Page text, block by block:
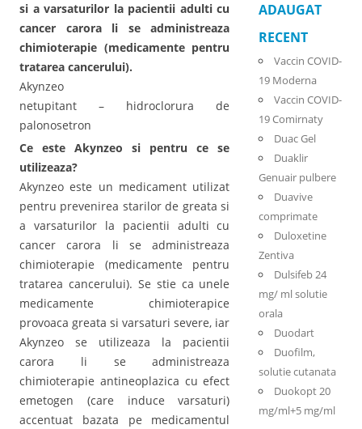
si a varsaturilor la pacientii adulti cu
cancer carora li se administreaza
chimioterapie (medicamente pentru
tratarea cancerului).
Akynzeo
netupitant – hidroclorura de
palonosetron
Ce este Akynzeo si pentru ce se
utilizeaza?
Akynzeo este un medicament utilizat
pentru prevenirea starilor de greata si
a varsaturilor la pacientii adulti cu
cancer carora li se administreaza
chimioterapie (medicamente pentru
tratarea cancerului). Se stie ca unele
medicamente chimioterapice
provoaca greata si varsaturi severe, iar
Akynzeo se utilizeaza la pacientii
carora li se administreaza
chimioterapie antineoplazica cu efect
emetogen (care induce varsaturi)
accentuat bazata pe medicamentul
ADAUGAT
RECENT
Vaccin COVID-
19 Moderna
Vaccin COVID-
19 Comirnaty
Duac Gel
Duaklir
Genuair pulbere
Duavive
comprimate
Duloxetine
Zentiva
Dulsifeb 24
mg/ ml solutie
orala
Duodart
Duofilm,
solutie cutanata
Duokopt 20
mg/ml+5 mg/ml